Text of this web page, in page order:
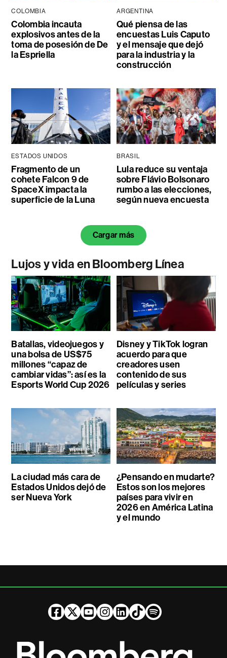
COLOMBIA
Colombia incauta
explosivos antes de la
toma de posesión de De
la Espriella
ARGENTINA
Qué piensa de las
encuestas Luis Caputo
y el mensaje que dejó
para la industria y la
construcción
ESTADOS UNIDOS
Fragmento de un
cohete Falcon 9 de
SpaceX impacta la
superficie de la Luna
BRASIL
Lula reduce su ventaja
sobre Flávio Bolsonaro
rumbo a las elecciones,
según nueva encuesta
Cargar más
Lujos y vida en Bloomberg Línea
Batallas, videojuegos y
una bolsa de US$75
millones “capaz de
cambiar vidas”: así es la
Esports World Cup 2026
Disney y TikTok logran
acuerdo para que
creadores usen
contenido de sus
películas y series
La ciudad más cara de
Estados Unidos dejó de
ser Nueva York
¿Pensando en mudarte?
Estos son los mejores
países para vivir en
2026 en América Latina
y el mundo